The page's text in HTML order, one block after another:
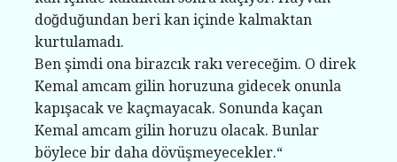
doğduğundan beri kan içinde kalmaktan
kurtulamadı.
Ben şimdi ona birazcık rakı vereceğim. O direk
Kemal amcam gilin horuzuna gidecek onunla
kapışacak ve kaçmayacak. Sonunda kaçan
Kemal amcam gilin horuzu olacak. Bunlar
böylece bir daha dövüşmeyecekler.“